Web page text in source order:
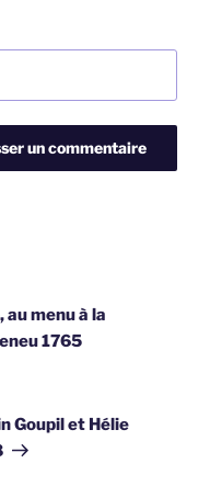
menu à la
1765
Goupil et Hélie